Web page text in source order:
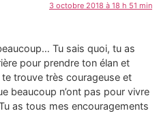
3 octobre 2018 à 18 h 51 min
Tu sais quoi, tu as
pour prendre ton élan et
trouve très courageuse et
beaucoup n’ont pas pour vivre
as tous mes encouragements